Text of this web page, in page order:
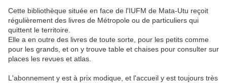
Cette bibliothèque située en face de l'IUFM de Mata-Utu reçoit
régulièrement des livres de Métropole ou de particuliers qui
quittent le territoire.
Elle a en outre des livres de toute sorte, pour les petits comme
pour les grands, et on y trouve table et chaises pour consulter sur
places les revues et atlas.
L'abonnement y est à prix modique, et l'accueil y est toujours très